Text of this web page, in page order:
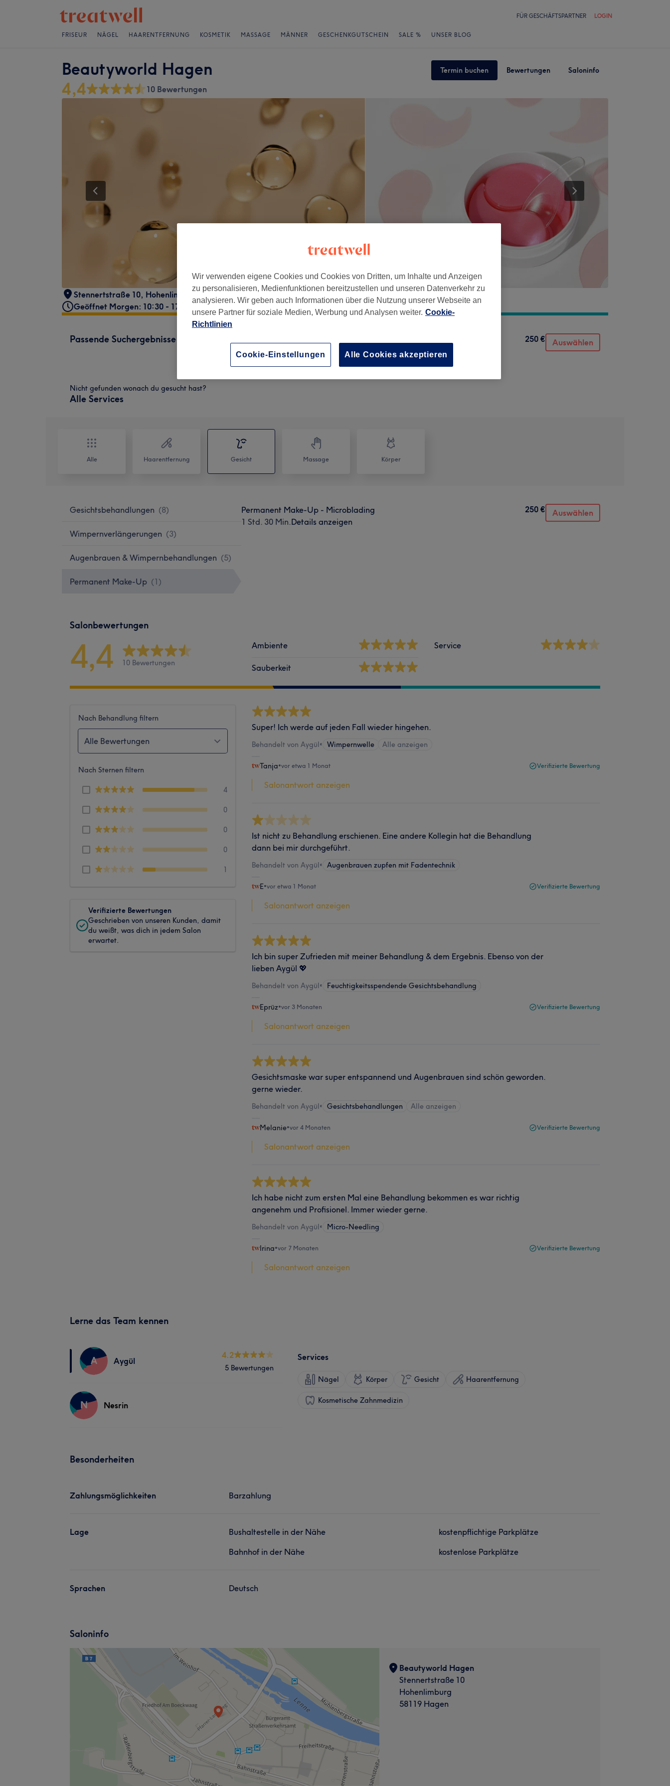
FÜR GESCHÄFTSPARTNER LOGIN
FRISEUR NÄGEL HAARENTFERNUNG KOSMETIK MASSAGE MÄNNER GESCHENKGUTSCHEIN SALE % UNSER BLOG
Beautyworld Hagen Termin buchen Bewertungen Saloninfo
4,4 10 Bewertungen
Stennertstraße 10, Hohenlimburg, Hagen, 58119
Geöffnet Morgen: 10:30 - 17:30
Passende Suchergebnisse
1 Std. 30 Min.Details anzeigen
250 € Auswählen
Nicht gefunden wonach du gesucht hast?
Alle Services
Alle Haarentfernung Gesicht Massage Körper
Gesichtsbehandlungen (8)
Wimpernverlängerungen (3)
Augenbrauen & Wimpernbehandlungen (5)
Permanent Make-Up (1 )
Permanent Make-Up - Microblading
1 Std. 30 Min.Details anzeigen
250 € Auswählen
Salonbewertungen
4,4 10 Bewertungen
Ambiente
Sauberkeit
Service
Nach Behandlung filtern
Alle Bewertungen
Nach Sternen filtern
4
0
0
0
1
Verifizierte Bewertungen
Geschrieben von unseren Kunden, damit
du weißt, was dich in jedem Salon
erwartet.
Super! Ich werde auf jeden Fall wieder hingehen.
Behandelt von Aygül• Wimpernwelle Alle anzeigen
Tanja•vor etwa 1 Monat Verifizierte Bewertung
Salonantwort anzeigen
Ist nicht zu Behandlung erschienen. Eine andere Kollegin hat die Behandlung
dann bei mir durchgeführt.
Behandelt von Aygül• Augenbrauen zupfen mit Fadentechnik
E•vor etwa 1 Monat Verifizierte Bewertung
Salonantwort anzeigen
Ich bin super Zufrieden mit meiner Behandlung & dem Ergebnis. Ebenso von der
lieben Aygül 💖
Behandelt von Aygül• Feuchtigkeitsspendende Gesichtsbehandlung
Eprüz•vor 3 Monaten Verifizierte Bewertung
Salonantwort anzeigen
Gesichtsmaske war super entspannend und Augenbrauen sind schön geworden.
gerne wieder.
Behandelt von Aygül• Gesichtsbehandlungen Alle anzeigen
Melanie•vor 4 Monaten Verifizierte Bewertung
Salonantwort anzeigen
Ich habe nicht zum ersten Mal eine Behandlung bekommen es war richtig
angenehm und Profisionel. Immer wieder gerne.
Behandelt von Aygül• Micro-Needling
Irina•vor 7 Monaten Verifizierte Bewertung
Salonantwort anzeigen
Lerne das Team kennen
A Aygül
4.2
5 Bewertungen
N Nesrin
Services
Nägel Körper Gesicht Haarentfernung
Kosmetische Zahnmedizin
Besonderheiten
Zahlungsmöglichkeiten Barzahlung
Lage
Bushaltestelle in der Nähe
Bahnhof in der Nähe
kostenpflichtige Parkplätze
kostenlose Parkplätze
Sprachen Deutsch
Saloninfo
Beautyworld Hagen
Stennertstraße 10
Hohenlimburg
58119 Hagen
Wir verwenden eigene Cookies und Cookies von Dritten, um Inhalte und Anzeigen
zu personalisieren, Medienfunktionen bereitzustellen und unseren Datenverkehr zu
analysieren. Wir geben auch Informationen über die Nutzung unserer Webseite an
unsere Partner für soziale Medien, Werbung und Analysen weiter. Cookie-
Richtlinien
Cookie-Einstellungen Alle Cookies akzeptieren